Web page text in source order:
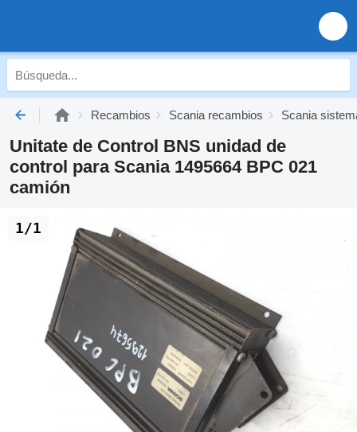
Recambios Scania recambios Scania
Unitate de Control BNS unidad de
control para Scania 1495664 BPC 021
camión
1/1